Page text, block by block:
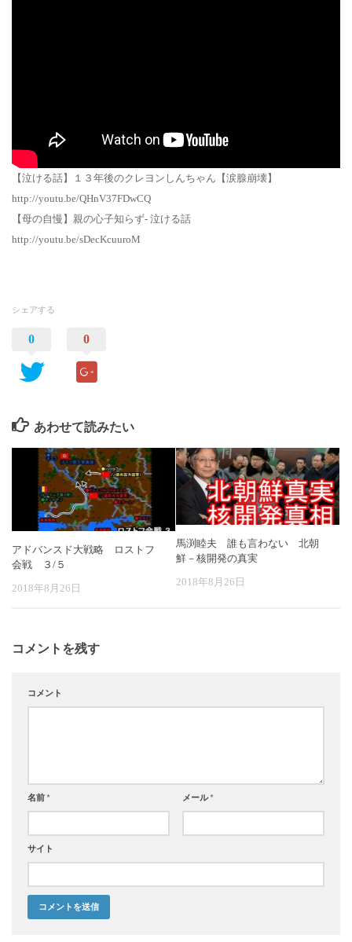
【泣ける話】１３年後のクレヨンしんちゃん【涙腺崩壊】
http://youtu.be/QHnV37FDwCQ
【母の自慢】親の心子知らず- 泣ける話
http://youtu.be/sDecKcuuroM
シェアする
0 0
あわせて読みたい
アドバンスド大戦略 ロストフ
会戦 ３/５
2018年8月26日
馬渕睦夫 誰も言わない 北朝
鮮－核開発の真実
2018年8月26日
コメントを残す
コメント
名前* メール*
サイト